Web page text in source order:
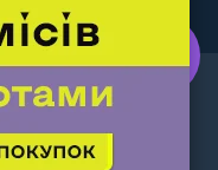
техніка і